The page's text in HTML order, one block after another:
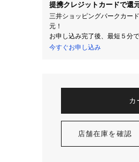
提携クレジットカードで還
三井ショッピングパークカー
元！
お申し込み完了後、最短５分
今すぐお申し込み
カ
店舗在庫を確認